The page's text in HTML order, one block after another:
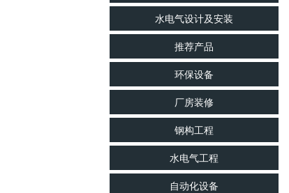
烤房
烤箱
隧道炉
高温炉
工业电炉
水电气设计及安装
推荐产品
环保设备
厂房装修
钢构工程
水电气工程
自动化设备